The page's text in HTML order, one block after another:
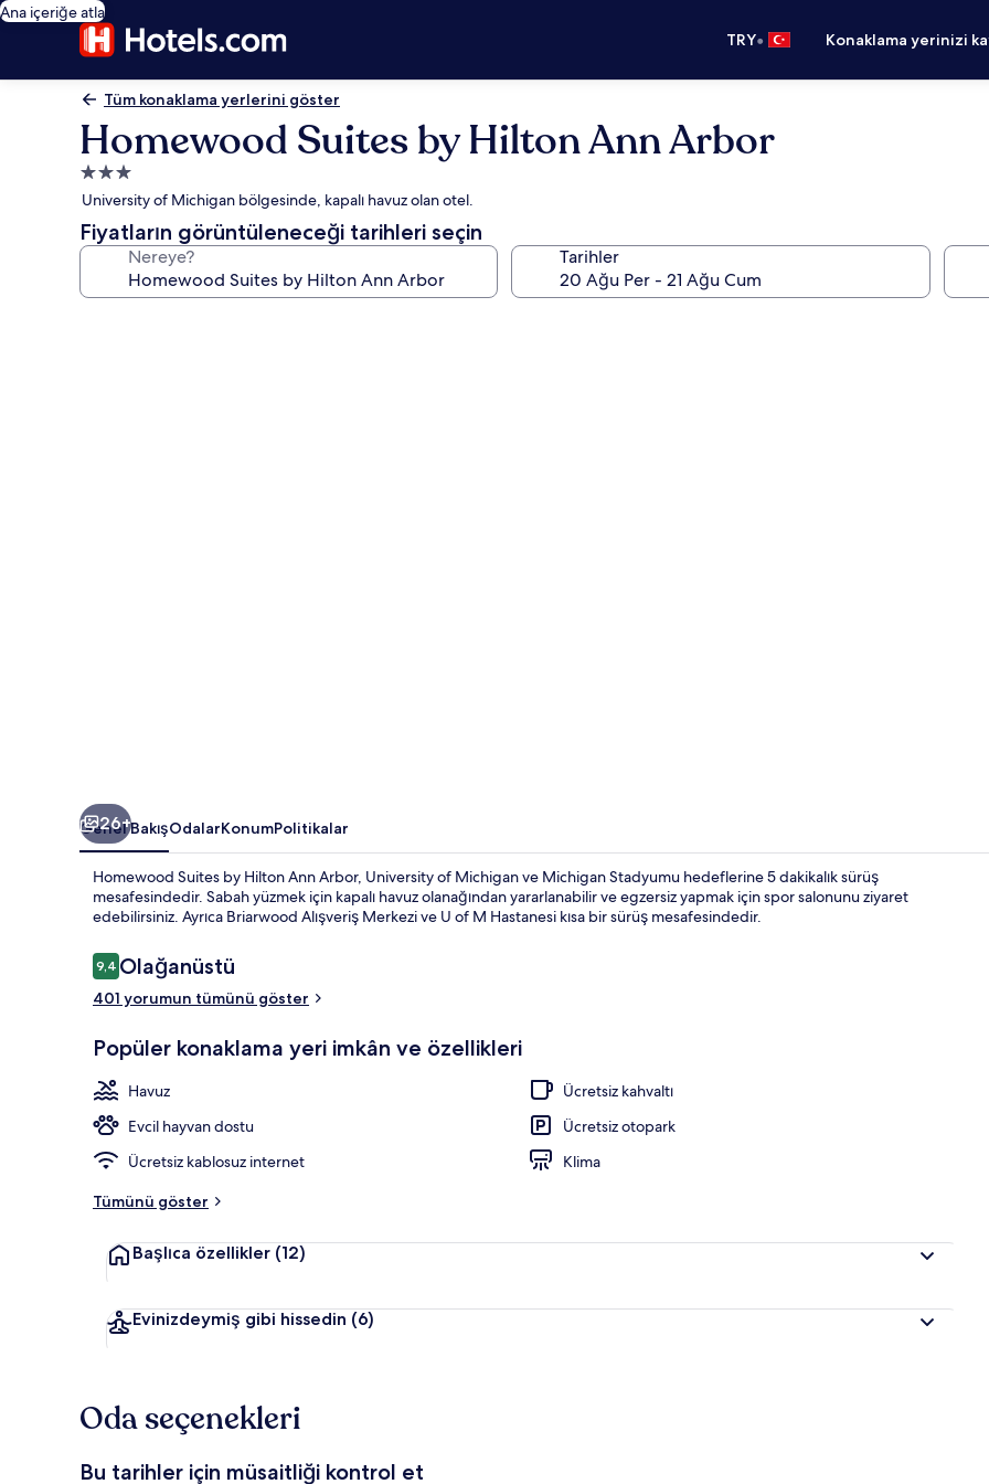
Ana içeriğe atla
TRY• Konaklama yerinizi
Tüm konaklama yerlerini göster
Homewood Suites by Hilton Ann Arbor
3.0
yıldızlı
konaklama
yeri
University of Michigan bölgesinde, kapalı havuz olan otel.
Fiyatların görüntüleneceği tarihleri seçin
Nereye? Tarihler
Dış mekân
26+
Genel BakışOdalarKonumPolitikalar
Homewood Suites by Hilton Ann Arbor, University of Michigan ve Michigan Stadyumu hedeflerine 5 dakikalık sürüş
mesafesindedir. Sabah yüzmek için kapalı havuz olanağından yararlanabilir ve egzersiz yapmak için spor salonunu ziyaret
edebilirsiniz. Ayrıca Briarwood Alışveriş Merkezi ve U of M Hastanesi kısa bir sürüş mesafesindedir.
Yorumlar
9,49,4/10
Olağanüstü
401 yorumun tümünü göster
Popüler konaklama yeri imkân ve özellikleri
Havuz
Ücretsiz kahvaltı
Evcil hayvan dostu
Ücretsiz otopark
Ücretsiz kablosuz internet
Klima
Tümünü göster
Başlıca özellikler (12)
Evinizdeymiş gibi hissedin (6)
Oda seçenekleri
Bu tarihler için müsaitliği kontrol et